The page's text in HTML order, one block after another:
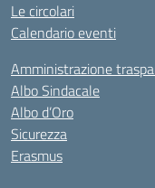
Le circolari
Calendario eventi
Amministrazione
Albo Sindacale
Albo d’Oro
Sicurezza
Erasmus